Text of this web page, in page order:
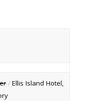
/Ellis Island Hotel,